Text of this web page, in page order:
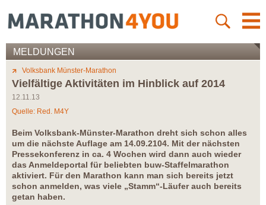
MELDUNGEN
Volksbank Münster-Marathon
Vielfältige Aktivitäten im Hinblick auf 2014
12.11.13
Quelle: Red. M4Y
Beim Volksbank-Münster-Marathon dreht sich schon alles
um die nächste Auflage am 14.09.2104. Mit der nächsten
Pressekonferenz in ca. 4 Wochen wird dann auch wieder
das Anmeldeportal für beliebten buw-Staffelmarathon
aktiviert. Für den Marathon kann man sich bereits jetzt
schon anmelden, was viele „Stamm“-Läufer auch bereits
getan haben.